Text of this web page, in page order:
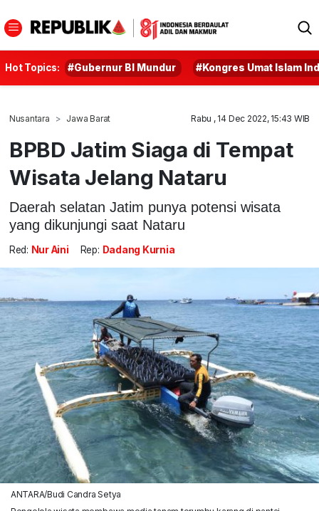
Hot Topics: #Gubernur BI Mundur #Kongres Umat Islam
Nusantara Jawa Barat Rabu , 14 Dec 2022, 15:43 WIB
BPBD Jatim Siaga di Tempat
Wisata Jelang Nataru
Daerah selatan Jatim punya potensi wisata
yang dikunjungi saat Nataru
Red: Nur Aini Rep: Dadang Kurnia
ANTARA/Budi Candra Setya